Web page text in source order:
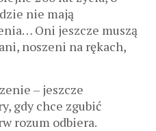
nie mają
Oni jeszcze muszą
noszeni na rękach,
– jeszcze
gdy chce zgubić
rozum odbiera.